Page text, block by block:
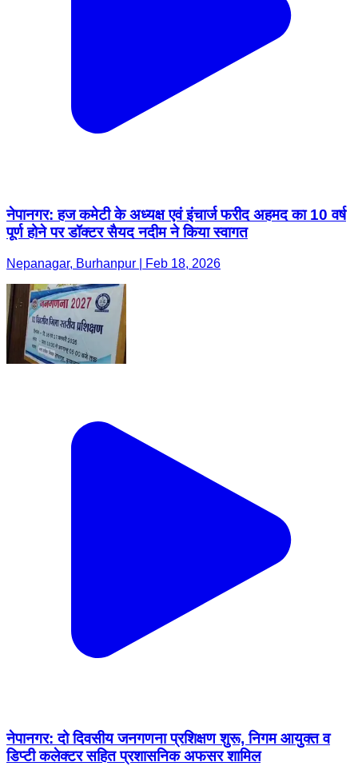
नेपानगर: हज कमेटी के अध्यक्ष एवं इंचार्ज फरीद अहमद का 10 वर्ष
पूर्ण होने पर डॉक्टर सैयद नदीम ने किया स्वागत
Nepanagar, Burhanpur | Feb 18, 2026
नेपानगर: दो दिवसीय जनगणना प्रशिक्षण शुरू, निगम आयुक्त व
डिप्टी कलेक्टर सहित प्रशासनिक अफसर शामिल